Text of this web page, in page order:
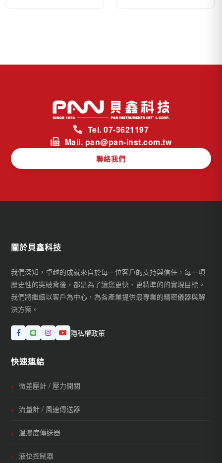
Tel. 07-3621197
Mail. pan@pan-inst.com.tw
聯絡我們
關於貝鑫科技
我們深知，卓越的成就來自於每一位客戶的支持與信任，每一項
歷史性的突破背後，都是為了讓您更快、更精準的的實現目標。
我們將繼續以客戶為中心，為各產業提供最專業的精密儀器與解
決方案。
隱私權政策
快速連結
微差壓計 / 壓力開關
流量計 / 風速傳送器
溫濕度傳送器
液位控制器